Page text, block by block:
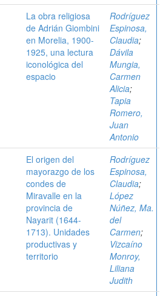
La obra religiosa
de Adrián Giombini
en Morelia, 1900-
1925, una lectura
iconológica del
espacio
Rodríguez
Espinosa,
Claudia;
Dávila
Mungia,
Carmen
Alicia;
Tapia
Romero,
Juan
Antonio
El origen del
mayorazgo de los
condes de
Miravalle en la
provincia de
Nayarit (1644-
1713). Unidades
productivas y
territorio
Rodríguez
Espinosa,
Claudia;
López
Núñez, Ma.
del
Carmen;
Vizcaíno
Monroy,
Liliana
Judith